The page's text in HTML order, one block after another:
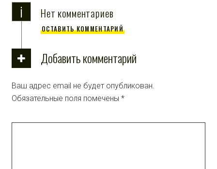
i Нет комментариев
ОСТАВИТЬ КОММЕНТАРИЙ
Добавить комментарий
Ваш адрес email не будет опубликован.
Обязательные поля помечены *